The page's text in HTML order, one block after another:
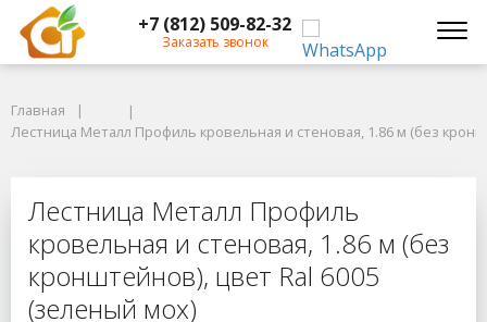
+7 (812) 509-82-32
Заказать звонок
Лестница Металл Профиль кровельная и стеновая, 1.86 м (без
Лестница Металл Профиль
Главная
Лестница Металл Профиль кровельная и стеновая, 1.86 м (без
Лестница Металл Профиль
кровельная и стеновая, 1.86 м (без
кронштейнов), цвет Ral 6005
(зеленый мох)